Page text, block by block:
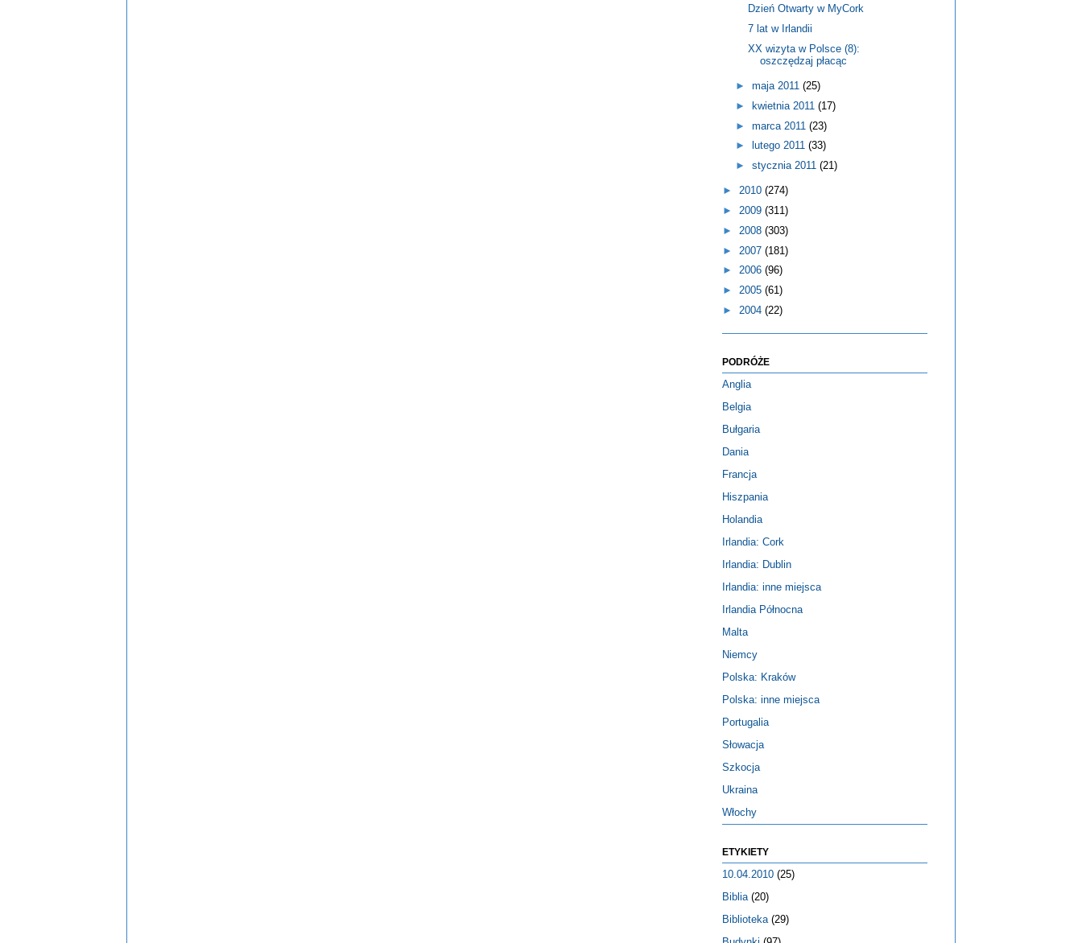
Dzień Otwarty w MyCork
7 lat w Irlandii
XX wizyta w Polsce (8):
oszczędzaj płacąc
► maja 2011 (25)
►
kwietnia 2011 (17)
► marca 2011 (23)
►
lutego 2011 (33)
► stycznia 2011 (21)
► 2010 (274)
► 2009 (311)
► 2008 (303)
► 2007 (181)
► 2006 (96)
► 2005 (61)
► 2004 (22)
PODRÓŻE
Anglia
Belgia
Bułgaria
Dania
Francja
Hiszpania
Holandia
Irlandia: Cork
Irlandia: Dublin
Irlandia: inne miejsca
Irlandia Północna
Malta
Niemcy
Polska: Kraków
Polska: inne miejsca
Portugalia
Słowacja
Szkocja
Ukraina
Włochy
ETYKIETY
10.04.2010 (25)
Biblia (20)
Biblioteka (29)